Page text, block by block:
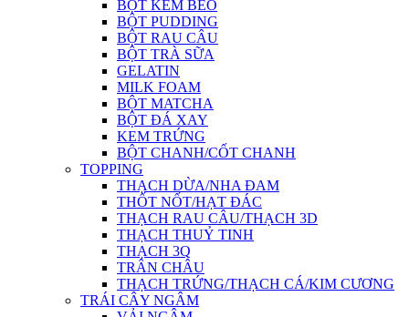
BỘT KEM BÉO
BỘT PUDDING
BỘT RAU CÂU
BỘT TRÀ SỮA
GELATIN
MILK FOAM
BỘT MATCHA
BỘT ĐÁ XAY
KEM TRỨNG
BỘT CHANH/CỐT CHANH
TOPPING
THẠCH DỪA/NHA ĐAM
THỐT NỐT/HẠT ĐÁC
THẠCH RAU CÂU/THẠCH 3D
THẠCH THUỶ TINH
THẠCH 3Q
TRÂN CHÂU
THẠCH TRỨNG/THẠCH CÁ/KIM CƯƠNG
TRÁI CÂY NGÂM